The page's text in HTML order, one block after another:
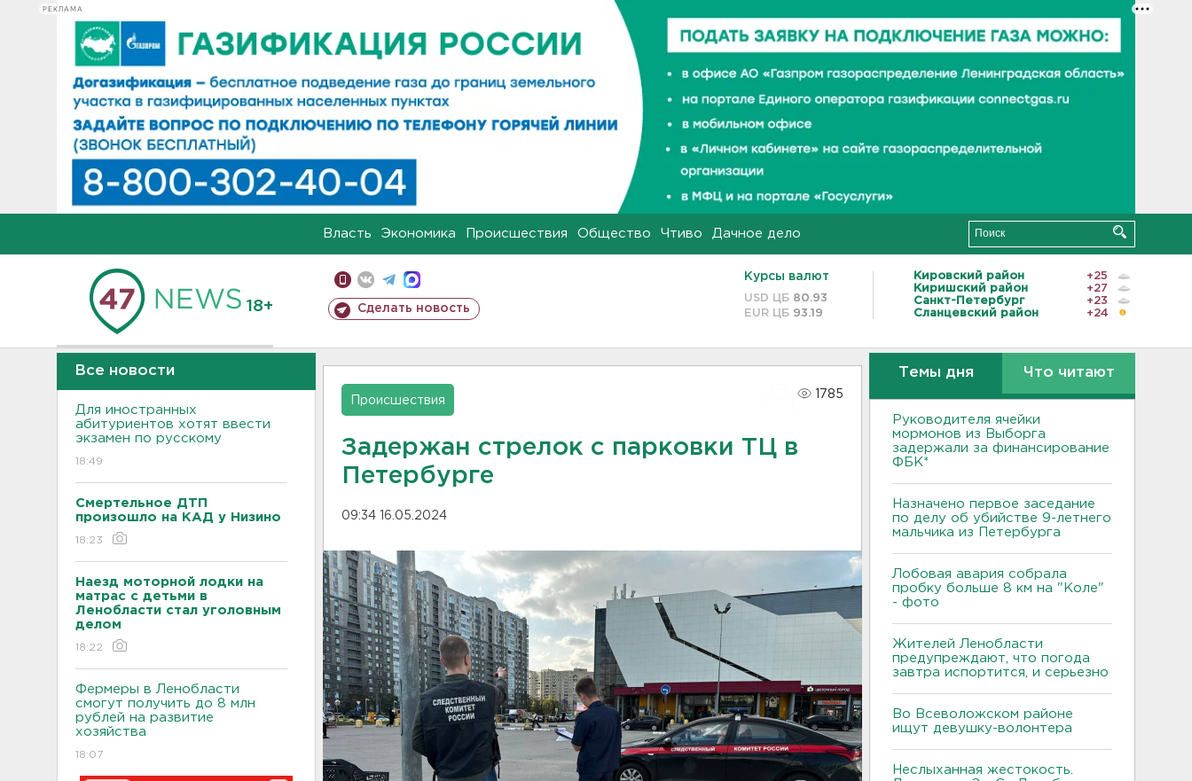
РЕКЛАМА
Власть Экономика Происшествия Общество Чтиво Дачное дело
18+ Сделать новость
Курсы валют
USD ЦБ 80.93
EUR ЦБ 93.19
Кировский район
+25
Киришский район
+27
Санкт-Петербург
+23
Сланцевский район
+24
Все новости
Для иностранных
абитуриентов хотят ввести
экзамен по русскому
18:49
Смертельное ДТП
произошло на КАД у Низино
18:23
Наезд моторной лодки на
матрас с детьми в
Ленобласти стал уголовным
делом
18:22
Фермеры в Ленобласти
смогут получить до 8 млн
рублей на развитие
хозяйства
18:07
Происшествия
1785
Задержан стрелок с парковки ТЦ в
Петербурге
09:34 16.05.2024
Темы дня Что читают
Руководителя ячейки
мормонов из Выборга
задержали за финансирование
ФБК*
Назначено первое заседание
по делу об убийстве 9-летнего
мальчика из Петербурга
Лобовая авария собрала
пробку больше 8 км на "Коле"
- фото
Жителей Ленобласти
предупреждают, что погода
завтра испортится, и серьезно
Во Всеволожском районе
ищут девушку-волонтера
Неслыханная жестокость.